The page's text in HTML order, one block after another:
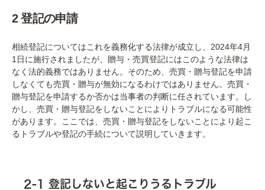
2 登記の申請
相続登記についてはこれを義務化する法律が成立し、2024年4月
1日に施行されましたが、贈与・売買登記にはこのような法律は
なく法的義務ではありません。そのため、売買・贈与登記を申請
しなくても売買・贈与が無効になるわけではありません。売買・
贈与登記を申請するか否かは当事者の判断に任されています。し
かし、売買・贈与登記をしないことによりトラブルになる可能性
があります。ここでは、売買・贈与登記をしないことにより起こ
るトラブルや登記の手続について説明していきます。
2-1 登記しないと起こりうるトラブル